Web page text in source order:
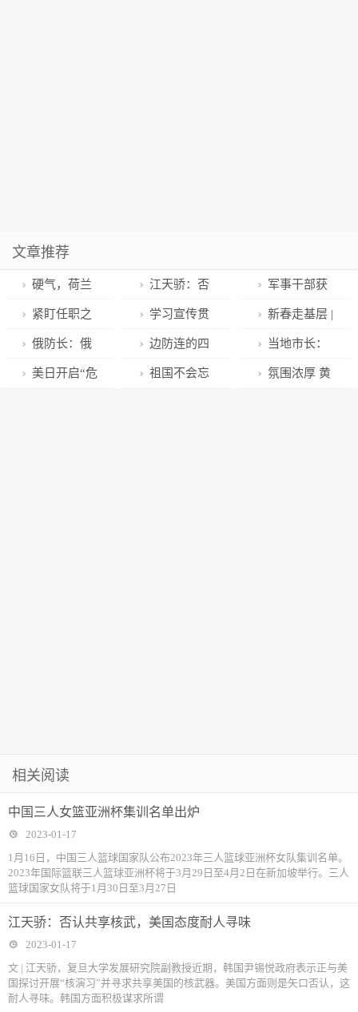
文章推荐
硬气，荷兰
告诉美国，不
接受美国命令
不对中国限制
江天骄：否
认共享核武，
美国态度耐人
寻味
军事干部获
评“金牌政治教
员”
紧盯任职之
需 强化育人
之翼
学习宣传贯
彻党的二十大
精神丨第71集
新春走基层 |
田间勤提醒 院
坝话安全
俄防长：俄
军需扩员到
边防连的四
色饺子，我爱
当地市长：
乌方对塞瓦斯
美日开启“危 祖国不会忘 氛围浓厚 黄
相关阅读
中国三人女篮亚洲杯集训名单出炉
2023-01-17
1月16日，中国三人篮球国家队公布2023年三人篮球亚洲杯女队集训名单。
2023年国际篮联三人篮球亚洲杯将于3月29日至4月2日在新加坡举行。三人
篮球国家女队将于1月30日至3月27日
江天骄：否认共享核武，美国态度耐人寻味
2023-01-17
文 | 江天骄，复旦大学发展研究院副教授近期，韩国尹锡悦政府表示正与美
国探讨开展“核演习”并寻求共享美国的核武器。美国方面则是矢口否认，这
耐人寻味。韩国方面积极谋求所谓